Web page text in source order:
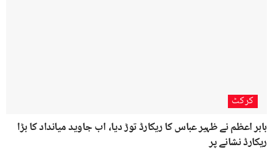
کرکٹ
بابر اعظم نے ظہیر عباس کا ریکارڈ توڑ دیا، اب جاوید میانداد کا بڑا
ریکارڈ نشانے پر